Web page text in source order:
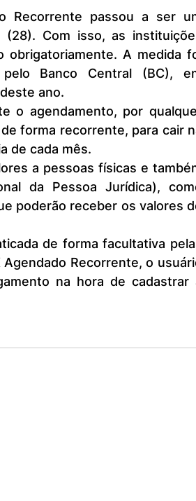
(28). Com isso, as
A medida
Banco Central (BC),
ano.
forma recorrente, para cair
de cada mês.
da Pessoa Jurídica),
poderão receber os valores
Recorrente, o
na hora de cadastrar